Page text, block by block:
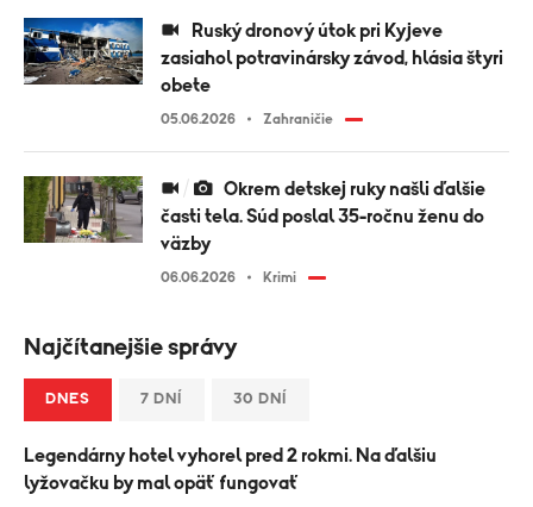
zasiahol potravinársky závod, hlásia štyri
obete
05.06.2026 Zahraničie
časti tela. Súd poslal 35-ročnu ženu do
väzby
06.06.2026 Krimi
Najčítanejšie správy
DNES 7 DNÍ 30 DNÍ
Legendárny hotel vyhorel pred 2 rokmi. Na ďalšiu
lyžovačku by mal opäť fungovať